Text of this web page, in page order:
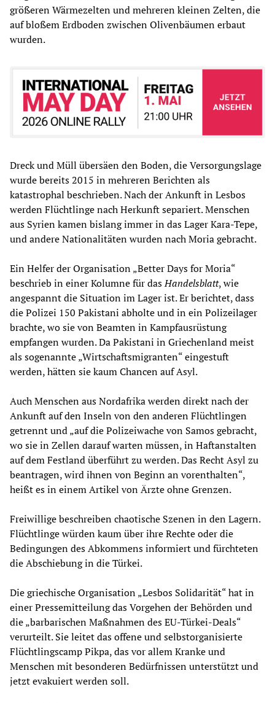
größeren Wärmezelten und mehreren kleinen Zelten, die
auf bloßem Erdboden zwischen Olivenbäumen erbaut
wurden.
Dreck und Müll übersäen den Boden, die Versorgungslage
wurde bereits 2015 in mehreren Berichten als
katastrophal beschrieben. Nach der Ankunft in Lesbos
werden Flüchtlinge nach Herkunft separiert. Menschen
aus Syrien kamen bislang immer in das Lager Kara-Tepe,
und andere Nationalitäten wurden nach Moria gebracht.
Ein Helfer der Organisation „Better Days for Moria“
beschrieb in einer Kolumne für dasHandelsblatt, wie
angespannt die Situation im Lager ist. Er berichtet, dass
die Polizei 150 Pakistani abholte und in ein Polizeilager
brachte, wo sie von Beamten in Kampfausrüstung
empfangen wurden. Da Pakistani in Griechenland meist
als sogenannte „Wirtschaftsmigranten“ eingestuft
werden, hätten sie kaum Chancen auf Asyl.
Auch Menschen aus Nordafrika werden direkt nach der
Ankunft auf den Inseln von den anderen Flüchtlingen
getrennt und „auf die Polizeiwache von Samos gebracht,
wo sie in Zellen darauf warten müssen, in Haftanstalten
auf dem Festland überführt zu werden. Das Recht Asyl zu
beantragen, wird ihnen von Beginn an vorenthalten“,
heißt es in einem Artikel von Ärzte ohne Grenzen.
Freiwillige beschreiben chaotische Szenen in den Lagern.
Flüchtlinge würden kaum über ihre Rechte oder die
Bedingungen des Abkommens informiert und fürchteten
die Abschiebung in die Türkei.
Die griechische Organisation „Lesbos Solidarität“ hat in
einer Pressemitteilung das Vorgehen der Behörden und
die „barbarischen Maßnahmen des EU-Türkei-Deals“
verurteilt. Sie leitet das offene und selbstorganisierte
Flüchtlingscamp Pikpa, das vor allem Kranke und
Menschen mit besonderen Bedürfnissen unterstützt und
jetzt evakuiert werden soll.